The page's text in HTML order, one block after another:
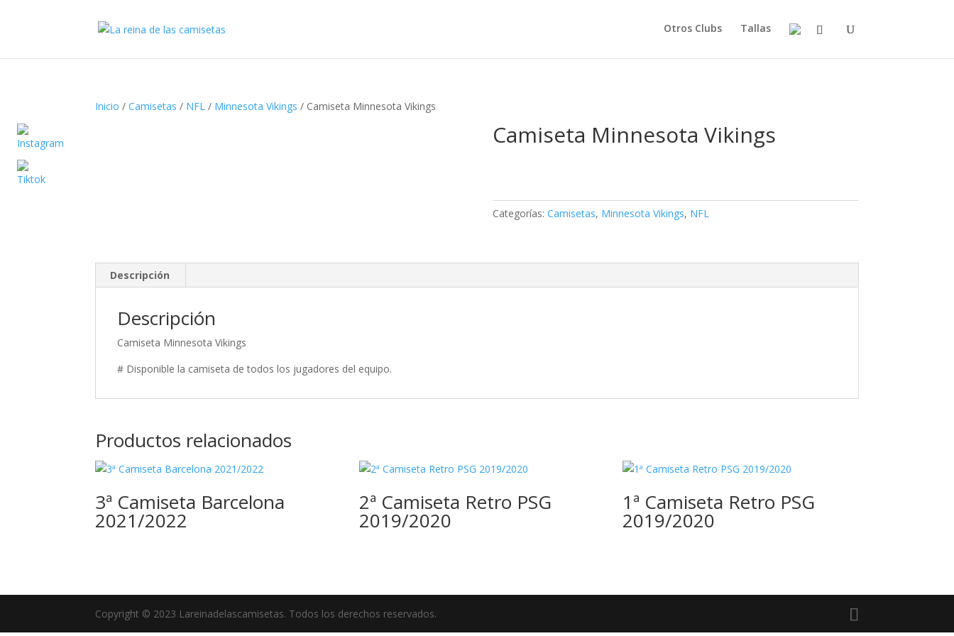
Otros Clubs Tallas
Inicio /Camisetas / NFL / Minnesota Vikings / Camiseta Minnesota Vikings
Camiseta Minnesota Vikings
Categorías: Camisetas, Minnesota Vikings, NFL
Descripción
Descripción
Camiseta Minnesota Vikings
# Disponible la camiseta de todos los jugadores del equipo.
Productos relacionados
3ª Camiseta Barcelona
2021/2022
2ª Camiseta Retro PSG
2019/2020
1ª Camiseta Retro PSG
2019/2020
Copyright © 2023 Lareinadelascamisetas. Todos los derechos reservados.